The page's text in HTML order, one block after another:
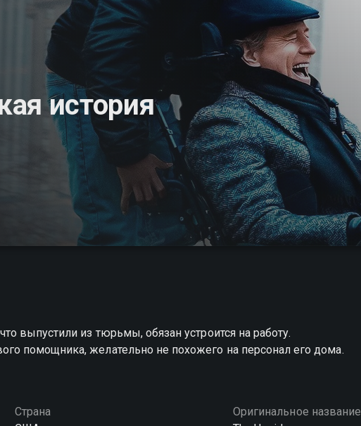
история
выпустили из тюрьмы, обязан устроится на работу.
помощника, желательно не похожего на персонал его дома.
Страна
Оригинальное название